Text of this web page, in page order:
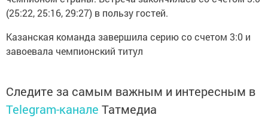
(25:22, 25:16, 29:27) в пользу гостей.
Казанская команда завершила серию со счетом 3:0 и
завоевала чемпионский титул
Следите за самым важным и интересным в
Telegram-канале Татмедиа